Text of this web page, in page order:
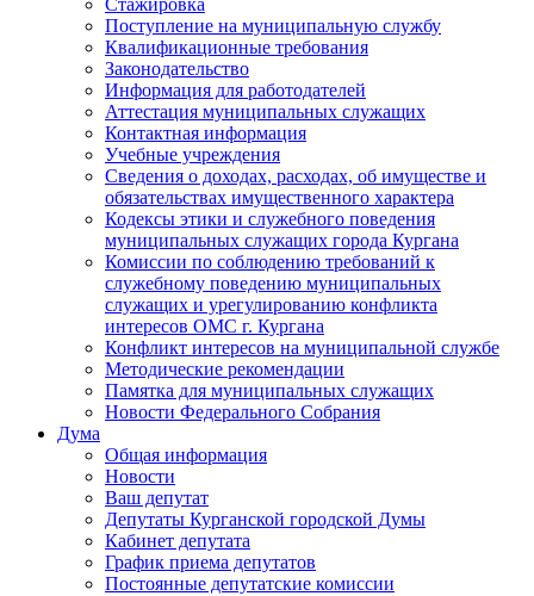
Стажировка
Поступление на муниципальную службу
Квалификационные требования
Законодательство
Информация для работодателей
Аттестация муниципальных служащих
Контактная информация
Учебные учреждения
Сведения о доходах, расходах, об имуществе и
обязательствах имущественного характера
Кодексы этики и служебного поведения
муниципальных служащих города Кургана
Комиссии по соблюдению требований к
служебному поведению муниципальных
служащих и урегулированию конфликта
интересов ОМС г. Кургана
Конфликт интересов на муниципальной службе
Методические рекомендации
Памятка для муниципальных служащих
Новости Федерального Cобрания
Дума
Общая информация
Новости
Ваш депутат
Депутаты Курганской городской Думы
Кабинет депутата
График приема депутатов
Постоянные депутатские комиссии